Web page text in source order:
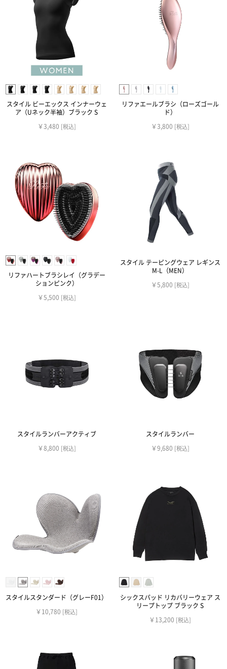
スタイル ビーエックス インナーウェ
ア（Uネック半袖）ブラック S
￥3,480 [税込]
リファエールブラシ（ローズゴール
ド）
￥3,800 [税込]
リファハートブラシレイ（グラデー
ションピンク）
￥5,500 [税込]
スタイル テーピングウェア レギンス
M-L（MEN）
￥5,800 [税込]
スタイルランバーアクティブ
￥8,800 [税込]
スタイルランバー
￥9,680 [税込]
スタイルスタンダード（グレーF01）
￥10,780 [税込]
シックスパッド リカバリーウェア ス
リープトップ ブラック S
￥13,200 [税込]